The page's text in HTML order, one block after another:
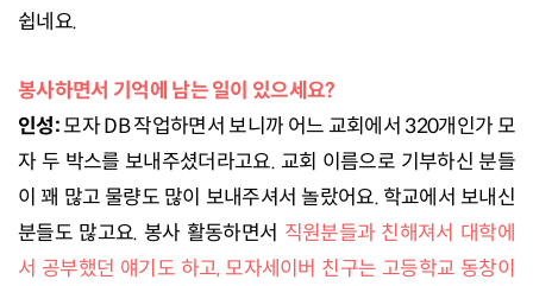
쉽네요.
봉사하면서 기억에 남는 일이 있으세요?
인성:모자 DB 작업하면서 보니까 어느 교회에서 320개인가 모
자 두 박스를 보내주셨더라고요. 교회 이름으로 기부하신 분들
이 꽤 많고 물량도 많이 보내주셔서 놀랐어요. 학교에서 보내신
분들도 많고요. 봉사 활동하면서 직원분들과 친해져서 대학에
서 공부했던 얘기도 하고, 모자세이버 친구는 고등학교 동창이